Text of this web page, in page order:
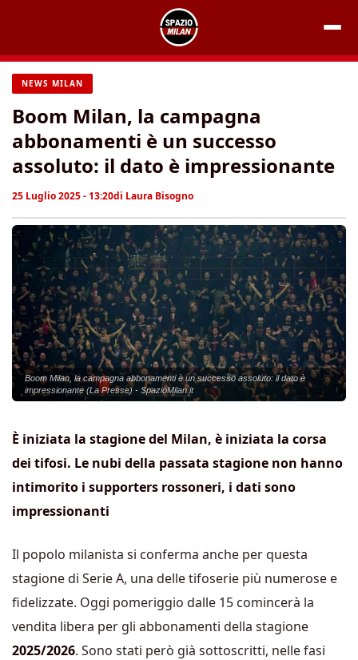
contenuto
NEWS MILAN
Boom Milan, la campagna
abbonamenti è un successo
assoluto: il dato è impressionante
25 Luglio 2025 - 13:20di Laura Bisogno
Boom Milan, la campagna abbonamenti è un successo assoluto: il dato è
impressionante (La Presse) - SpazioMilan.it
È iniziata la stagione del Milan, è iniziata la corsa
dei tifosi. Le nubi della passata stagione non hanno
intimorito i supporters rossoneri, i dati sono
impressionanti
Il popolo milanista si conferma anche per questa
stagione di Serie A, una delle tifoserie più numerose e
fidelizzate. Oggi pomeriggio dalle 15 comincerà la
vendita libera per gli abbonamenti della stagione
2025/2026. Sono stati però già sottoscritti, nelle fasi